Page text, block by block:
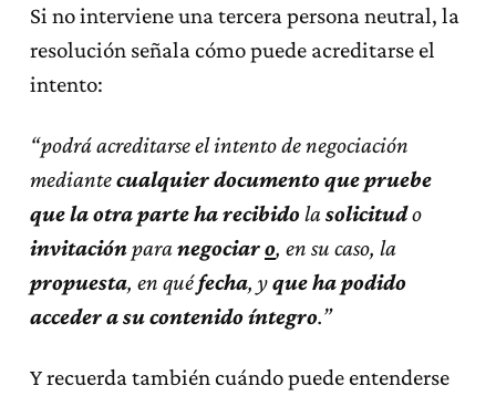
Si no interviene una tercera persona neutral, la
resolución señala cómo puede acreditarse el
intento:
“podrá acreditarse el intento de negociación
mediantecualquier documento que pruebe
que la otra parte ha recibidolasolicitudo
invitaciónparanegociaro, en su caso, la
propuesta, en quéfecha, yque ha podido
acceder a su contenido íntegro.”
Y recuerda también cuándo puede entenderse